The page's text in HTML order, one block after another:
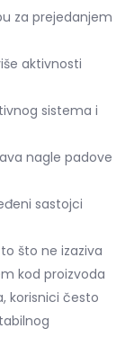
za prejedanjem
aktivnosti
sistema i
nagle padove
sastojci
što ne izaziva
kod proizvoda
korisnici često